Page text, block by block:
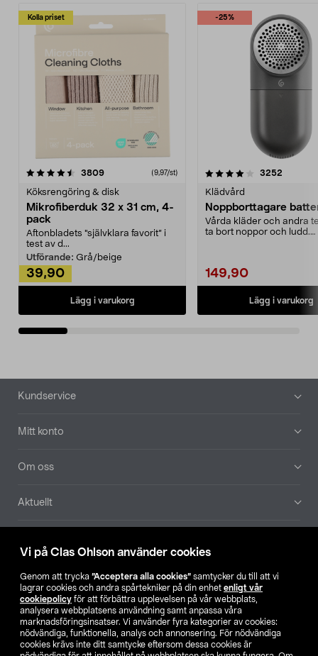
Vi på Clas Ohlson använder cookies
Genom att trycka ”Acceptera alla cookies” samtycker du till att vi
lagrar cookies och andra spårtekniker på din enhet enligt vår
cookiepolicy för att förbättra upplevelsen på vår webbplats,
analysera webbplatsens användning samt anpassa våra
marknadsföringsinsatser. Vi använder fyra kategorier av cookies:
nödvändiga, funktionella, analys och annonsering. För nödvändiga
cookies krävs inte ditt samtycke eftersom dessa cookies är
Kolla priset
3809recensioner (9,97/st)
Köksrengöring & disk
Mikrofiberduk 32 x 31 cm, 4-
pack
Aftonbladets "självklara favorit” i
test av d...
Utförande: Grå/beige
39,90
Lägg i varukorg
-25%
4.0av 5 stjärnor 3252
Klädvård
Noppborttagare
Vårda kläder och andra
ta bort noppor och ludd.
149,90
Lägg i varukorg
4.5av 5 stjärnor
Sidfot
Kundservice
Mitt konto
Om oss
Aktuellt
Hitta butik
SE NO FI